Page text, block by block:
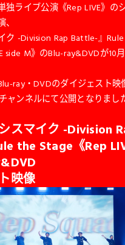
独ライブ公演《Rep LIVE》の
ク -Division Rap Battle-』
side M》のBlu-ray&DVDが10
ray・DVDのダイジェスト映
ャンネルにて公開となりまし
スマイク -Division
the Stage《Rep
映像